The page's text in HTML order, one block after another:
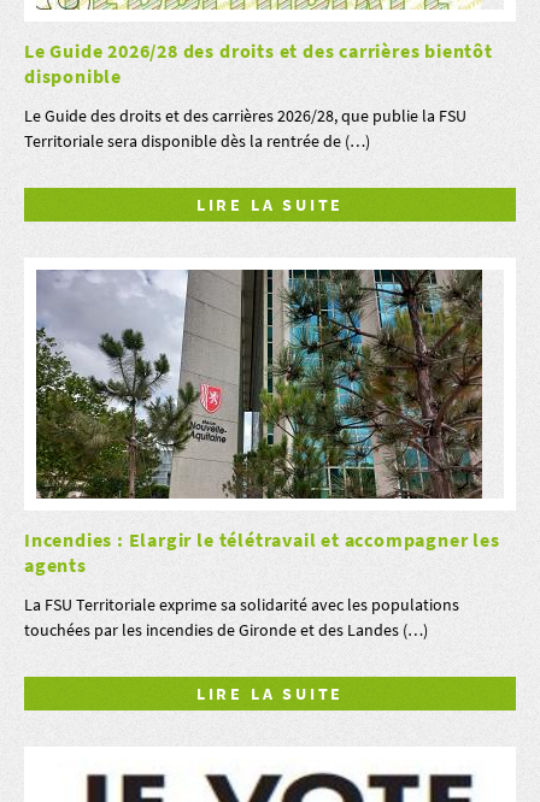
Le Guide 2026/28 des droits et des carrières bientôt
disponible
Le Guide des droits et des carrières 2026/28, que publie la FSU
Territoriale sera disponible dès la rentrée de (…)
LIRE LA SUITE
Incendies : Elargir le télétravail et accompagner les
agents
La FSU Territoriale exprime sa solidarité avec les populations
touchées par les incendies de Gironde et des Landes (…)
LIRE LA SUITE